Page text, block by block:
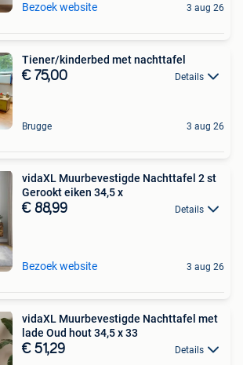
Bezoek website 3 aug 26
Tiener/kinderbed met nachttafel
€ 75,00 Details
Brugge 3 aug 26
vidaXL Muurbevestigde Nachttafel 2 st
Gerookt eiken 34,5 x
€ 88,99 Details
Bezoek website 3 aug 26
vidaXL Muurbevestigde Nachttafel met
lade Oud hout 34,5 x 33
€ 51,29 Details